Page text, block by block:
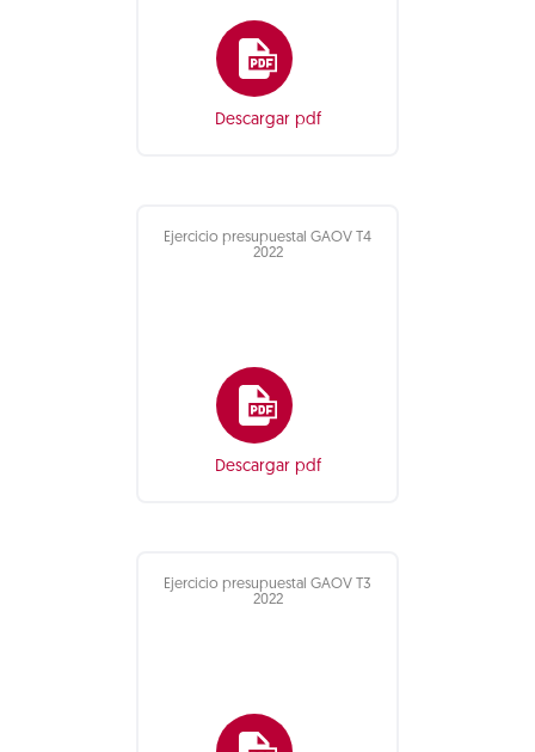
Descargar pdf
Ejercicio presupuestal GAOV T4
2022
Descargar pdf
Ejercicio presupuestal GAOV T3
2022